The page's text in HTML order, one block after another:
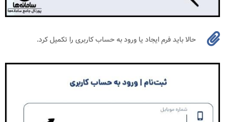
حالا باید فرم ایجاد یا ورود به حساب کاربری را تکمیل کرد.